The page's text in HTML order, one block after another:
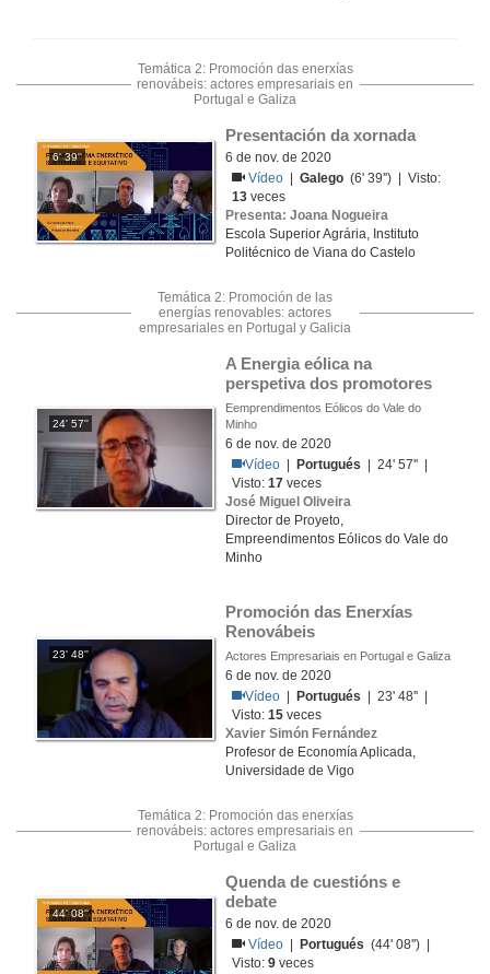
Temática 2: Promoción das enerxías
renovábeis: actores empresariais en
Portugal e Galiza
6' 39''
Presentación da xornada
6 de nov. de 2020
Vídeo
|Galego (6' 39'') | Visto:
13 veces
Presenta: Joana Nogueira
Escola Superior Agrária, Instituto
Politécnico de Viana do Castelo
Temática 2: Promoción de las
energías renovables: actores
empresariales en Portugal y Galicia
24' 57''
A Energia eólica na
perspetiva dos promotores
Eemprendimentos Eólicos do Vale do
Minho
6 de nov. de 2020
Vídeo
Portugués | 24' 57'' |
Visto:17 veces
José Miguel Oliveira
Director de Proyeto,
Empreendimentos Eólicos do Vale do
Minho
23' 48''
Promoción das Enerxías
Renovábeis
Actores Empresariais en Portugal e Galiza
6 de nov. de 2020
Vídeo
Portugués | 23' 48'' |
Visto:15 veces
Xavier Simón Fernández
Profesor de Economía Aplicada,
Universidade de Vigo
Temática 2: Promoción das enerxías
renovábeis: actores empresariais en
Portugal e Galiza
44' 08''
Quenda de cuestións e
debate
6 de nov. de 2020
Vídeo
Portugués (44' 08'') |
Visto:9 veces